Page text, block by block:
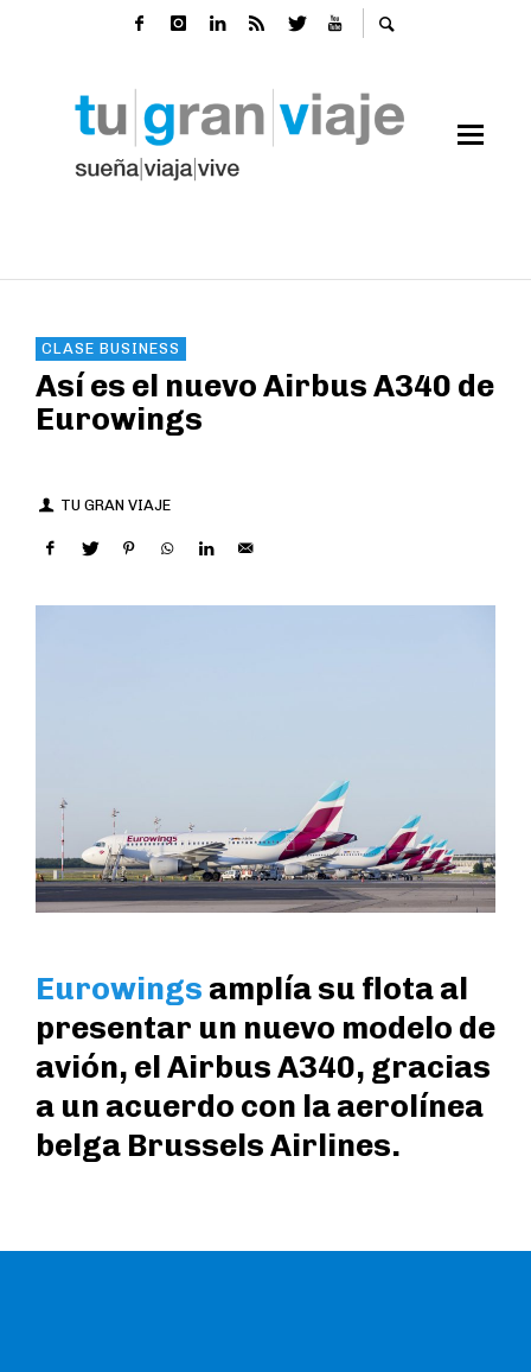
CLASE BUSINESS
Así es el nuevo Airbus A340 de
Eurowings
TU GRAN VIAJE
Eurowings amplía su flota al
presentar un nuevo modelo de
avión, el Airbus A340, gracias
a un acuerdo con la aerolínea
belga Brussels Airlines.